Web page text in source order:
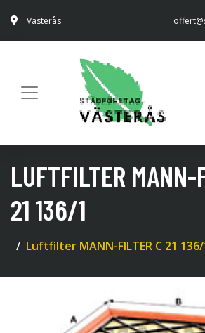
Västerås
LUFTFILTER MANN-
21 136/1
Luftfilter MANN-FILTER C 21 136/